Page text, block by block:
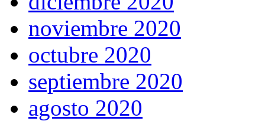
noviembre 2020
octubre 2020
septiembre 2020
agosto 2020